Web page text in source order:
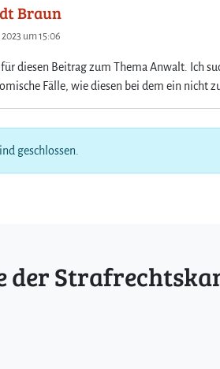
Braun
um 15:06
diesen Beitrag zum Thema Anwalt. Ich
Fälle, wie diesen bei dem ein nicht
geschlossen.
der